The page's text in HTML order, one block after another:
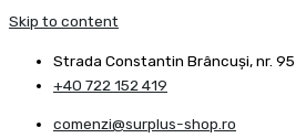
Skip to content
Strada Constantin Brâncuşi, nr.
+40 722 152 419
comenzi@surplus-shop.ro